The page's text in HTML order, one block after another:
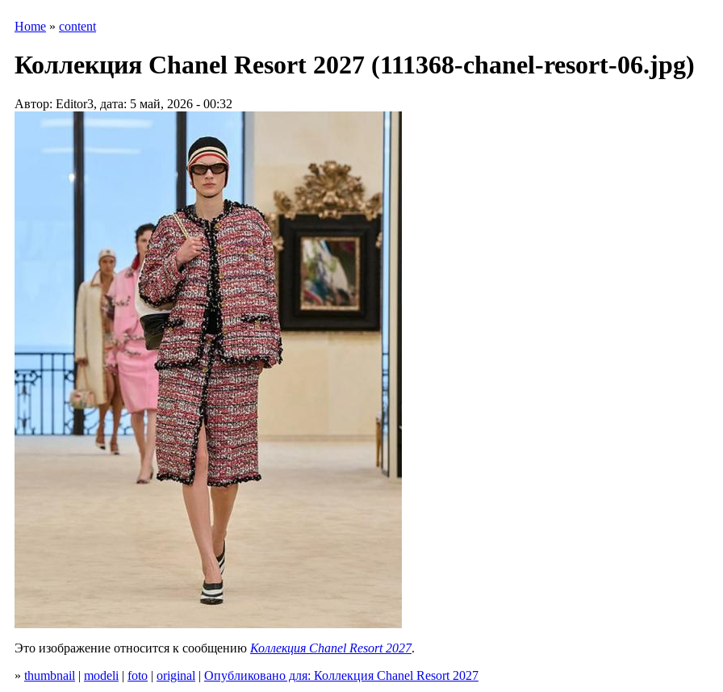
Home » content
Коллекция Chanel Resort 2027 (111368-chanel-resort-06.jpg)
Автор: Editor3, дата: 5 май, 2026 - 00:32
Это изображение относится к сообщению Коллекция Chanel Resort 2027.
» thumbnail | modeli | foto | original | Опубликовано для: Коллекция Chanel Resort 2027